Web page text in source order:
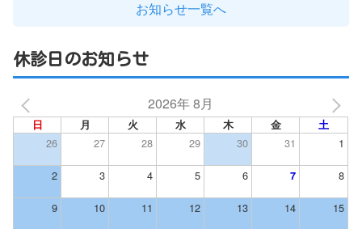
お知らせ一覧へ
休診日のお知らせ
2026年 8月
日 月 火 水 木 金 土
26 27 28 29 30 31 1
2 3 4 5 6 7 8
9 10 11 12 13 14 15